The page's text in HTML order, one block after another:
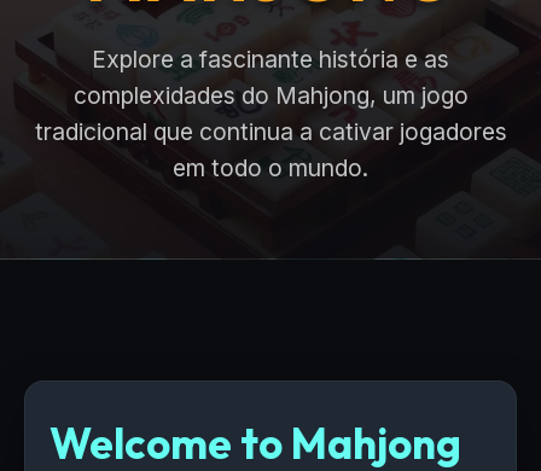
ÚLTIMAS NOTÍCIAS
Explore a fascinante história e as
complexidades do Mahjong, um jogo
tradicional que continua a cativar jogadores
em todo o mundo.
Welcome to Mahjong